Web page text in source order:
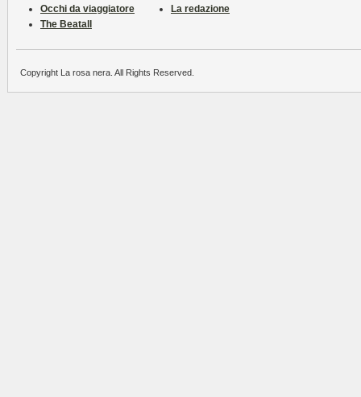
Occhi da viaggiatore
The Beatall
La redazione
Copyright La rosa nera. All Rights Reserved.